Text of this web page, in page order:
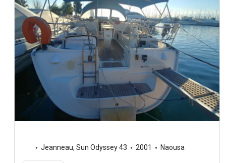
Jeanneau, Sun Odyssey 43 2001 Naousa